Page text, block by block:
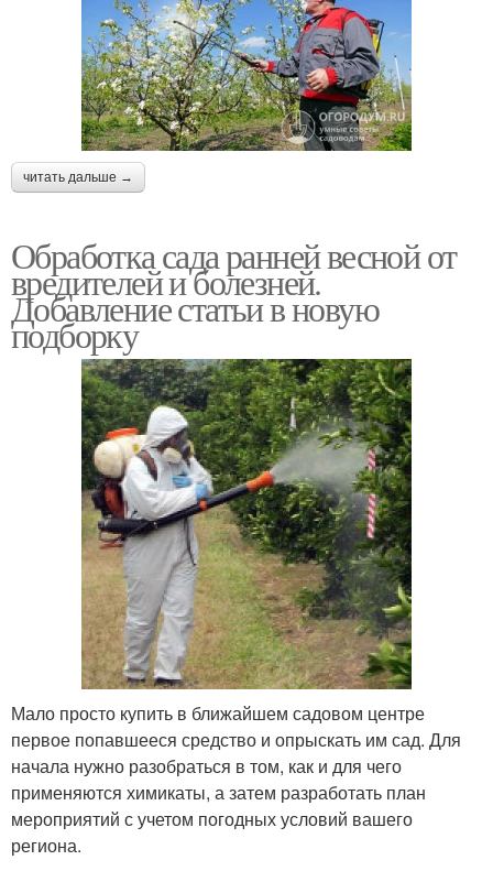
читать дальше →
Обработка сада ранней весной от
вредителей и болезней.
Добавление статьи в новую
подборку
Мало просто купить в ближайшем садовом центре
первое попавшееся средство и опрыскать им сад. Для
начала нужно разобраться в том, как и для чего
применяются химикаты, а затем разработать план
мероприятий с учетом погодных условий вашего
региона.